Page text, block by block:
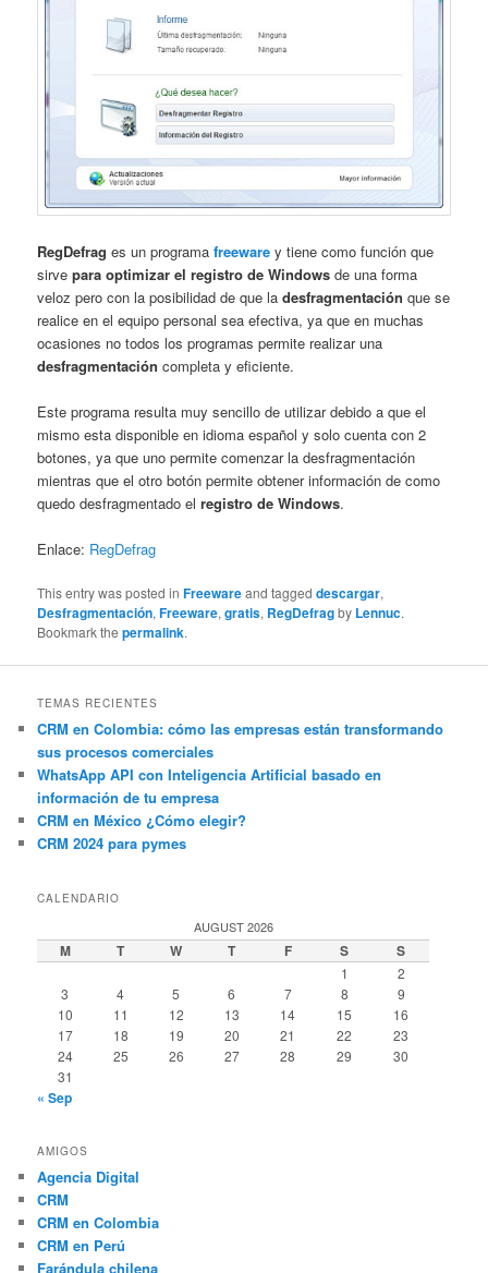
RegDefrag es un programafreeware y tiene como función que
sirvepara optimizar el registro de Windows de una forma
veloz pero con la posibilidad de que ladesfragmentación que se
realice en el equipo personal sea efectiva, ya que en muchas
ocasiones no todos los programas permite realizar una
desfragmentación completa y eficiente.
Este programa resulta muy sencillo de utilizar debido a que el
mismo esta disponible en idioma español y solo cuenta con 2
botones, ya que uno permite comenzar la desfragmentación
mientras que el otro botón permite obtener información de como
quedo desfragmentado elregistro de Windows.
Enlace: RegDefrag
This entry was posted inFreewareand taggeddescargar,
Desfragmentación,Freeware,gratis, RegDefragby Lennuc.
Bookmark thepermalink.
TEMAS RECIENTES
CRM en Colombia: cómo las empresas están transformando
sus procesos comerciales
WhatsApp API con Inteligencia Artificial basado en
información de tu empresa
CRM en México ¿Cómo elegir?
CRM 2024 para pymes
CALENDARIO
AUGUST 2026
M T W T F S S
1
2
3
4 5 6 7 8
9
10
11 12 13 14 15
16
17
18 19 20 21 22
23
24
25 26 27 28 29
30
31
« Sep
AMIGOS
Agencia Digital
CRM
CRM en Colombia
CRM en Perú
Farándula chilena